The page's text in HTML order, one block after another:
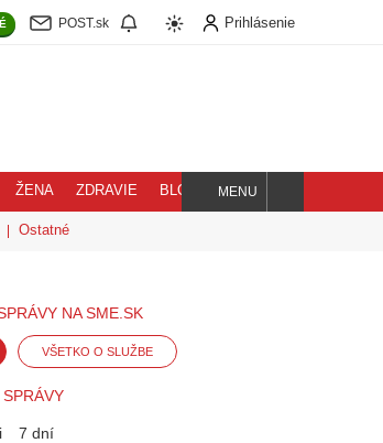
POST.sk Prihlásenie
ŽENA ZDRAVIE BLOG
Hľadaj
MENU
Ostatné
NA SME.SK
VŠETKO O SLUŽBE
7 dní